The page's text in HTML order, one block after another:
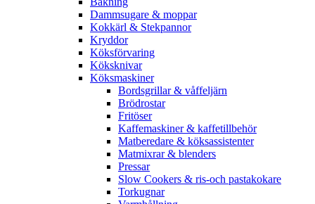
Dammsugare & moppar
Kokkärl & Stekpannor
Kryddor
Köksförvaring
Köksknivar
Köksmaskiner
Bordsgrillar & våffeljärn
Brödrostar
Fritöser
Kaffemaskiner & kaffetillbehör
Matberedare & köksassistenter
Matmixrar & blenders
Pressar
Slow Cookers & ris-och pastakokare
Torkugnar